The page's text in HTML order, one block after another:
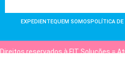
EXPEDIENTEQUEM SOMOSPOLÍTICA DE
Direitos reservados à FIT Soluções =